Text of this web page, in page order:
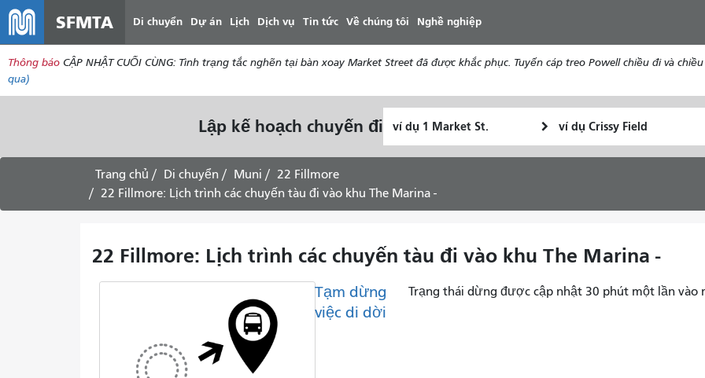
dung
SFMTA Di chuyển Dự án Lịch Dịch vụ Tin tức Về chúng tôi Nghề nghiệp
Thông báo CẬP NHẬT CUỐI CÙNG: Tình trạng tắc nghẽn tại bàn xoay Market Street đã được khắc phục. Tuyến cáp treo Powell chiều đi và
qua)
Lập kế hoạch chuyến đi
bắt
kết
muốn
lịch
thế
Trang chủ Di chuyển Muni
22 Fillmore
22 Fillmore: Lịch trình các chuyến tàu đi vào khu The Marina -
22 Fillmore: Lịch trình các chuyến tàu đi vào khu The Marina -
Tạm dừng
việc di dời
Trạng thái dừng được cập nhật 30 phút một lần vào